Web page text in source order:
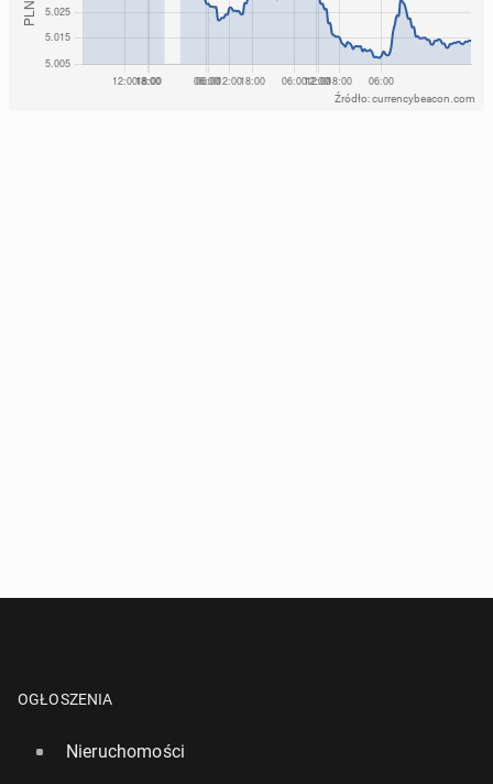
Źródło: currencybeacon.com
OGŁOSZENIA
Nieruchomości